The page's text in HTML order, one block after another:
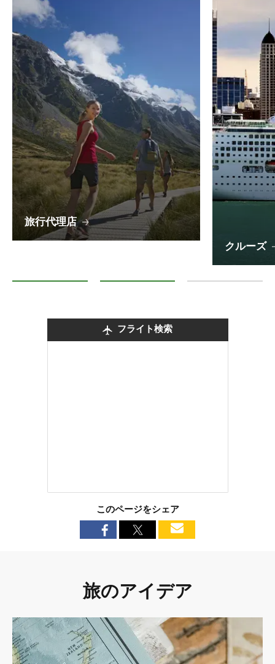
旅行代理店
クルーズ
フライト検索
このページをシェア
旅のアイデア